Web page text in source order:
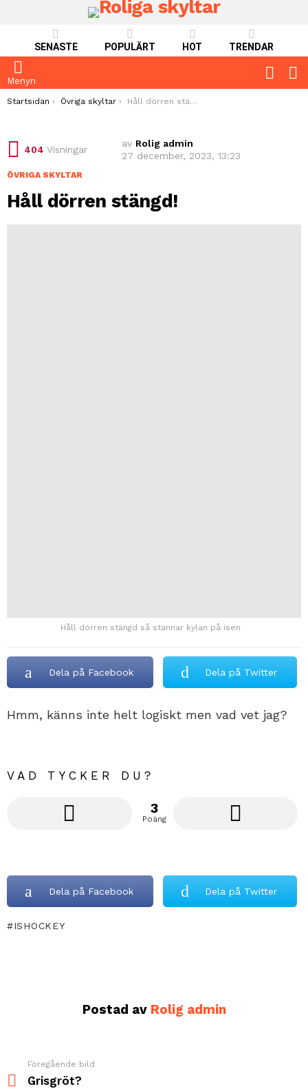
SENASTE POPULÄRT HOT TRENDAR
Menyn
You are here:
Startsidan Övriga skyltar Håll dörren stängd!
404 Visningar
av Rolig admin
27 december, 2023, 13:23
ÖVRIGA SKYLTAR
Håll dörren stängd!
Håll dörren stängd så stannar kylan på isen
Dela på Facebook Dela på Twitter
Hmm, känns inte helt logiskt men vad vet jag?
VAD TYCKER DU?
3
Poäng
Dela på Facebook Dela på Twitter
ISHOCKEY
Postad av Rolig admin
more
Föregående bild
Grisgröt?